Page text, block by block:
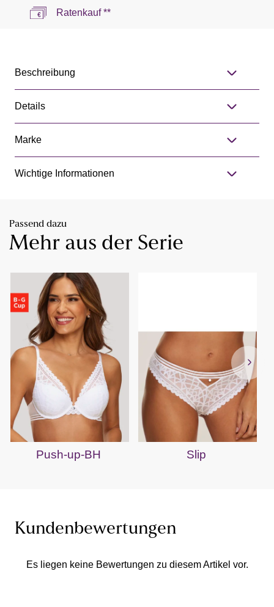
Ratenkauf **
Beschreibung
Details
Marke
Wichtige Informationen
Passend dazu
Mehr aus der Serie
Push-up-BH Slip
Kundenbewertungen
Es liegen keine Bewertungen zu diesem Artikel vor.